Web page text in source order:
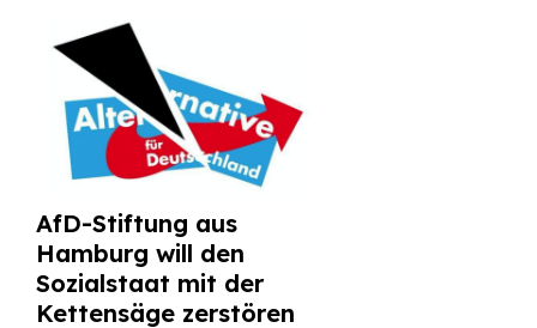
AfD-Stiftung aus
Hamburg will den
Sozialstaat mit der
Kettensäge zerstören